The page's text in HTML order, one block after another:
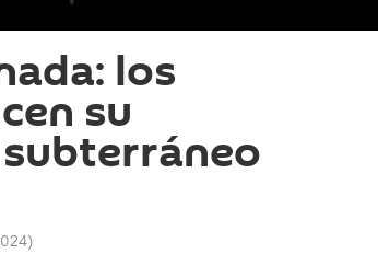
los
su
)